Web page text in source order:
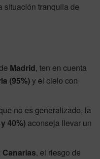
situación tranquila de
Madrid, ten en cuenta
(95%)y el cielo con
no es generalizado, la
40%) aconseja llevar un
Canarias, el riesgo de